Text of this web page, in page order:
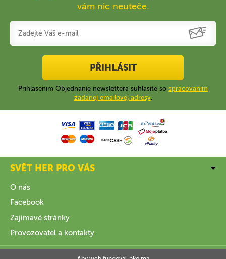
vám nic neuteče.
PŘIHLÁSIT
Prihlásením Objednanie newslettera súhlasíte so spracovaním
zadanej emailovej adresy.
SVĚT HER PRO VÁS
O nás
Facebook
Zajímavé stránky
Provozovatel a kontakty